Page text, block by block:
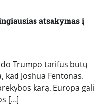
atsakymas į
Trumpo tarifus būtų
kad Joshua Fentonas.
karą, Europa gali
[…]